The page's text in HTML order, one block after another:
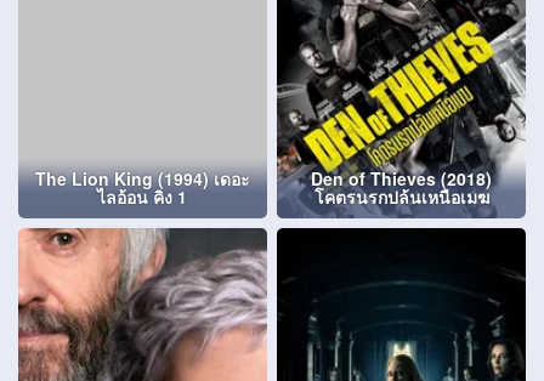
The Lion King (1994) เดอะ
ไลอ้อน คิง 1
Den of Thieves (2018)
โคตรนรกปล้นเหนือเมฆ